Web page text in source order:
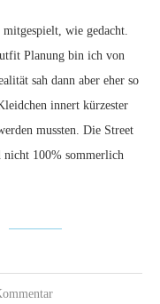
wie gedacht.
Planung bin ich von
sah dann aber eher so
innert kürzester
mussten. Die Street
nicht 100% sommerlich